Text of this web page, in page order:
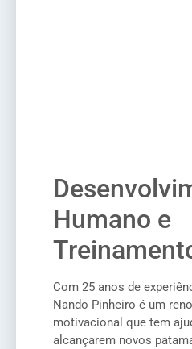
Humano e
Com 25 anos de
Nando Pinheiro é um
motivacional que tem
alcançarem novos